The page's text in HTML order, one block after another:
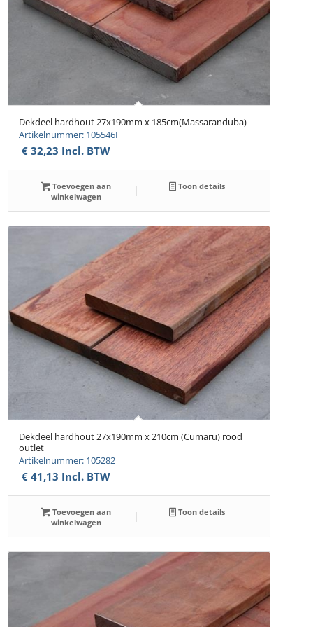
Dekdeel hardhout 27x190mm x 185cm(Massaranduba)
Artikelnummer: 105546F
€ 32,23 Incl. BTW
Toevoegen aan
winkelwagen
Toon details
Dekdeel hardhout 27x190mm x 210cm (Cumaru) rood
outlet
Artikelnummer: 105282
€ 41,13 Incl. BTW
Toevoegen aan
winkelwagen
Toon details